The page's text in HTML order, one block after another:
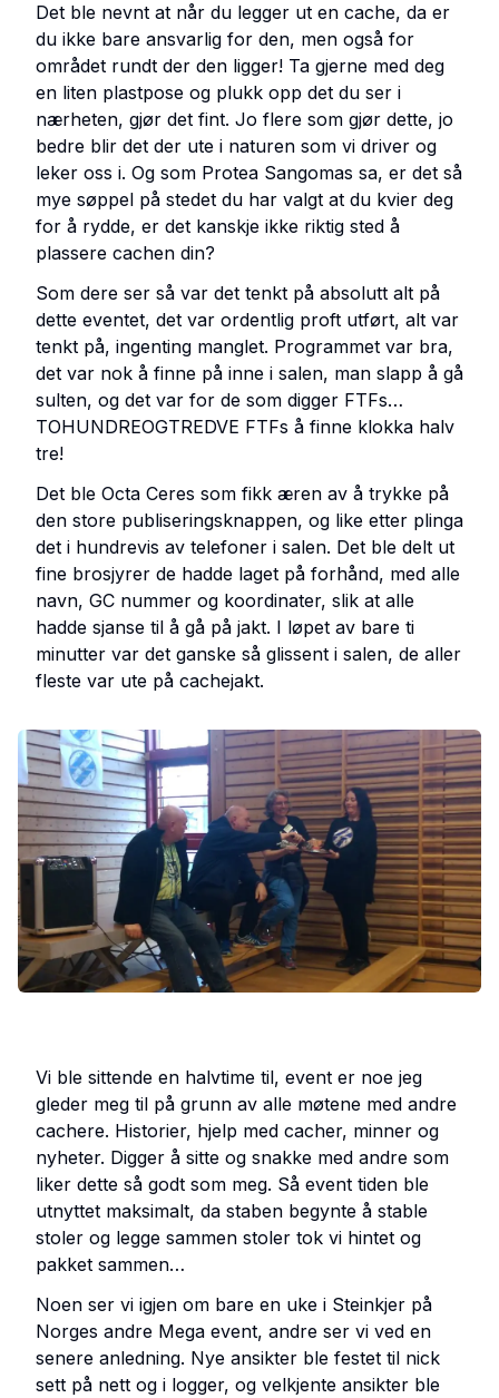
Det ble nevnt at når du legger ut en cache, da er
du ikke bare ansvarlig for den, men også for
området rundt der den ligger! Ta gjerne med deg
en liten plastpose og plukk opp det du ser i
nærheten, gjør det fint. Jo flere som gjør dette, jo
bedre blir det der ute i naturen som vi driver og
leker oss i. Og som Protea Sangomas sa, er det så
mye søppel på stedet du har valgt at du kvier deg
for å rydde, er det kanskje ikke riktig sted å
plassere cachen din?
Som dere ser så var det tenkt på absolutt alt på
dette eventet, det var ordentlig proft utført, alt var
tenkt på, ingenting manglet. Programmet var bra,
det var nok å finne på inne i salen, man slapp å gå
sulten, og det var for de som digger FTFs…
TOHUNDREOGTREDVE FTFs å finne klokka halv
tre!
Det ble Octa Ceres som fikk æren av å trykke på
den store publiseringsknappen, og like etter plinga
det i hundrevis av telefoner i salen. Det ble delt ut
fine brosjyrer de hadde laget på forhånd, med alle
navn, GC nummer og koordinater, slik at alle
hadde sjanse til å gå på jakt. I løpet av bare ti
minutter var det ganske så glissent i salen, de aller
fleste var ute på cachejakt.
Vi ble sittende en halvtime til, event er noe jeg
gleder meg til på grunn av alle møtene med andre
cachere. Historier, hjelp med cacher, minner og
nyheter. Digger å sitte og snakke med andre som
liker dette så godt som meg. Så event tiden ble
utnyttet maksimalt, da staben begynte å stable
stoler og legge sammen stoler tok vi hintet og
pakket sammen…
Noen ser vi igjen om bare en uke i Steinkjer på
Norges andre Mega event, andre ser vi ved en
senere anledning. Nye ansikter ble festet til nick
sett på nett og i logger, og velkjente ansikter ble